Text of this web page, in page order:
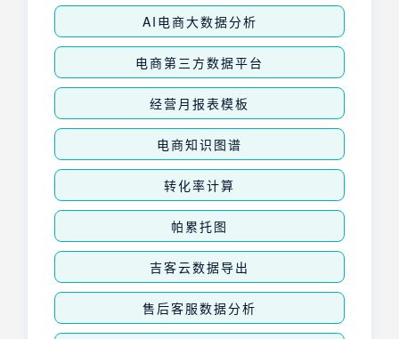
AI电商大数据分析
电商第三方数据平台
经营月报表模板
电商知识图谱
转化率计算
帕累托图
吉客云数据导出
售后客服数据分析